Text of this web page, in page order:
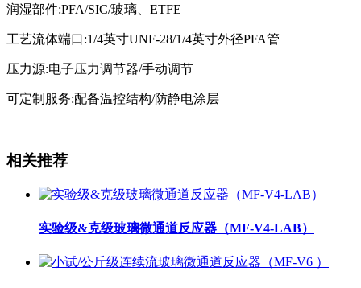
润湿部件:PFA/SIC/玻璃、ETFE
工艺流体端口:1/4英寸UNF-28/1/4英寸外径PFA管
压力源:电子压力调节器/手动调节
可定制服务:配备温控结构/防静电涂层
相关推荐
实验级&克级玻璃微通道反应器（MF-V4-LAB）